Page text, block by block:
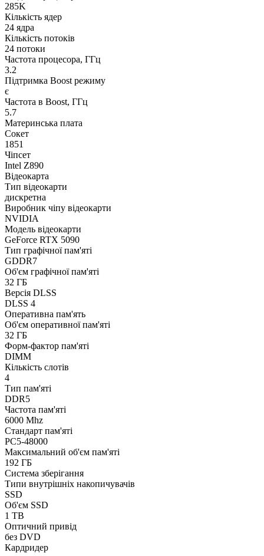
285K
Кількість ядер
24 ядра
Кількість потоків
24 потоки
Частота процесора, ГГц
3.2
Підтримка Boost режиму
є
Частота в Boost, ГГц
5.7
Материнська плата
Сокет
1851
Чіпсет
Intel Z890
Відеокарта
Тип відеокарти
дискретна
Виробник чіпу відеокарти
NVIDIA
Модель відеокарти
GeForce RTX 5090
Тип графічної пам'яті
GDDR7
Об'єм графічної пам'яті
32 ГБ
Версія DLSS
DLSS 4
Оперативна пам'ять
Об'єм оперативної пам'яті
32 ГБ
Форм-фактор пам'яті
DIMM
Кількість слотів
4
Тип пам'яті
DDR5
Частота пам'яті
6000 Mhz
Стандарт пам'яті
PC5-48000
Максимальний об'єм пам'яті
192 ГБ
Система зберігання
Типи внутрішніх накопичувачів
SSD
Об'єм SSD
1 TB
Оптичний привід
без DVD
Кардридер